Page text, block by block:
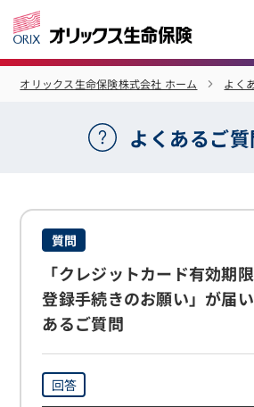
オリックス生命保険株式会社 ホーム よく
よくあるご質
質問
「クレジットカード有効期
登録手続きのお願い」が届
あるご質問
回答